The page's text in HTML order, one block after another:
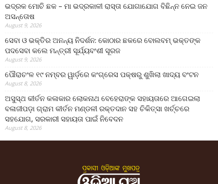
ଭଦ୍ରକ ମୋଚି ଛକ – ମା ଭଦ୍ରକାଳୀ ରାସ୍ତା ଯୋଗାଯୋଗ ବିଛିନ୍ନ ନେଇ ଜନ
ଅସନ୍ତୋଷ
August 9, 2026
ସେବା ଓ ଭକ୍ତିର ଅନନ୍ୟ ନିଦର୍ଶନ: କୋଠାର ଛକରେ ବୋଲବମ୍ ଭକ୍ତଙ୍କ
ପଦସେବା କଲେ ମନ୍ତ୍ରୀ ସୂର୍ଯ୍ୟବଂଶୀ ସୂରଜ
August 9, 2026
ପୌରାଚଂଳ ୧୯ ନମ୍ବର ୱାର୍ଡ଼ରେ କଂଗ୍ରେସ ପକ୍ଷରୁ ଶୁଖିଲା ଖାଦ୍ୟ ବଂଟନ
August 8, 2026
ଅସୁସ୍ଥ କୀର୍ତନ କଳାକାର ଲୋକନାଥ ବେହେରାଙ୍କ ସହାୟତାରେ ଆଗେଇଲା
ବଳାଜୀପଡ଼ା ଗ୍ରାମ କୀର୍ତନ ମଣ୍ଡଳୀ ରକ୍ତଦାନ ସହ ଚିକିତ୍ସା ଖର୍ଚ୍ଚରେ
ସହଯୋଗ, ସରକାରୀ ସହାୟତା ପାଇଁ ନିବେଦନ
August 8, 2026